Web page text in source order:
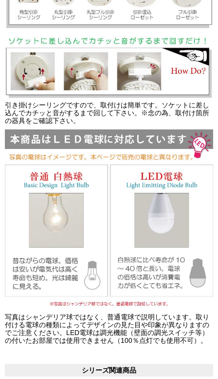
引き掛けシーリングですので、取付けは簡単です。ソケットに差し
込んでカチッと音がするまで回して下さい。※念の為、取付け箇所
の器具をご確認下さい。
写真はシャンデリア球ではなく、普通電球で説明しています。取り
付ける電球の種類によってデザインの見た目や印象が異なりますの
でご注意ください。LED電球は調光機能（壁面の調光スイッチ等）
の付いたお部屋では使用できません（100％点灯でも使用不可）。
シリーズ関連商品